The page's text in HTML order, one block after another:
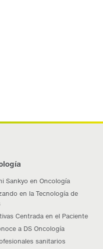
Sankyo en Oncología
en la Tecnología de
Centrada en el Paciente
a DS Oncología
sanitarios